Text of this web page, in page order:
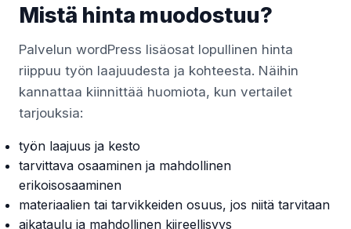
Mistä hinta muodostuu?
Palvelun wordPress lisäosat lopullinen hinta
riippuu työn laajuudesta ja kohteesta. Näihin
kannattaa kiinnittää huomiota, kun vertailet
tarjouksia:
työn laajuus ja kesto
tarvittava osaaminen ja mahdollinen
erikoisosaaminen
materiaalien tai tarvikkeiden osuus, jos niitä tarvitaan
aikataulu ja mahdollinen kiireellisyys